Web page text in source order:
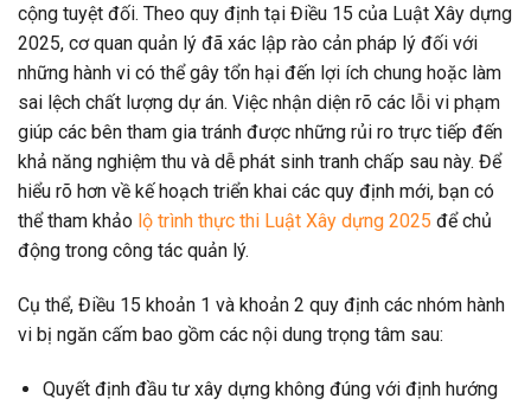
cộng tuyệt đối. Theo quy định tại Điều 15 của Luật Xây dựng
2025, cơ quan quản lý đã xác lập rào cản pháp lý đối với
những hành vi có thể gây tổn hại đến lợi ích chung hoặc làm
sai lệch chất lượng dự án. Việc nhận diện rõ các lỗi vi phạm
giúp các bên tham gia tránh được những rủi ro trực tiếp đến
khả năng nghiệm thu và dễ phát sinh tranh chấp sau này. Để
hiểu rõ hơn về kế hoạch triển khai các quy định mới, bạn có
thể tham khảo lộ trình thực thi Luật Xây dựng 2025 để chủ
động trong công tác quản lý.
Cụ thể, Điều 15 khoản 1 và khoản 2 quy định các nhóm hành
vi bị ngăn cấm bao gồm các nội dung trọng tâm sau:
Quyết định đầu tư xây dựng không đúng với định hướng